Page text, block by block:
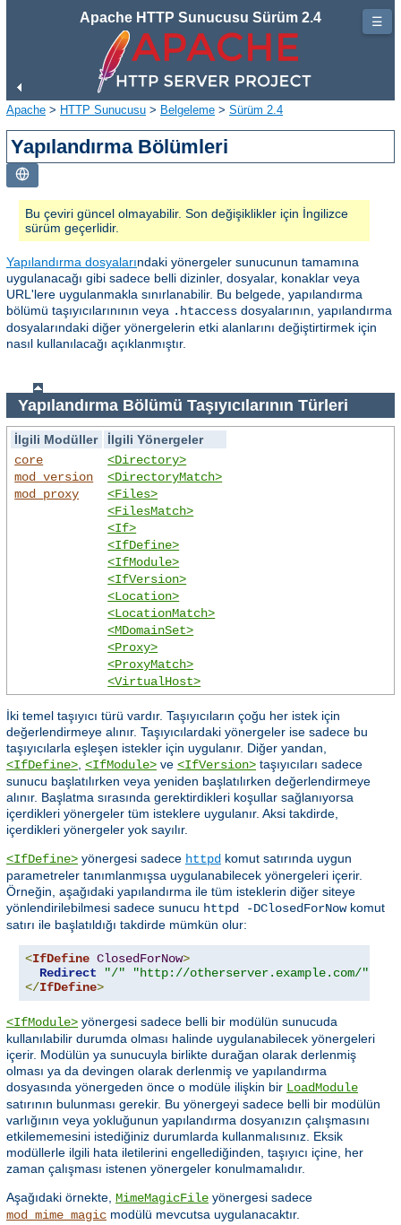
Apache HTTP Sunucusu Sürüm 2.4
Apache > HTTP Sunucusu > Belgeleme > Sürüm 2.4
Yapılandırma Bölümleri
Bu çeviri güncel olmayabilir. Son değişiklikler için İngilizce
sürüm geçerlidir.
Yapılandırma dosyalarındaki yönergeler sunucunun tamamına
uygulanacağı gibi sadece belli dizinler, dosyalar, konaklar veya
URL'lere uygulanmakla sınırlanabilir. Bu belgede, yapılandırma
bölümü taşıyıcılarınının veya .htaccess dosyalarının, yapılandırma
dosyalarındaki diğer yönergelerin etki alanlarını değiştirtirmek için
nasıl kullanılacağı açıklanmıştır.
Yapılandırma Bölümü Taşıyıcılarının Türleri
İlgili Modüller
İlgili Yönergeler
core
mod_version
mod_proxy
<Directory>
<DirectoryMatch>
<Files>
<FilesMatch>
<If>
<IfDefine>
<IfModule>
<IfVersion>
<Location>
<LocationMatch>
<MDomainSet>
<Proxy>
<ProxyMatch>
<VirtualHost>
İki temel taşıyıcı türü vardır. Taşıyıcıların çoğu her istek için
değerlendirmeye alınır. Taşıyıcılardaki yönergeler ise sadece bu
taşıyıcılarla eşleşen istekler için uygulanır. Diğer yandan,
<IfDefine> <IfModule> ve <IfVersion> taşıyıcıları sadece
sunucu başlatılırken veya yeniden başlatılırken değerlendirmeye
alınır. Başlatma sırasında gerektirdikleri koşullar sağlanıyorsa
içerdikleri yönergeler tüm isteklere uygulanır. Aksi takdirde,
içerdikleri yönergeler yok sayılır.
<IfDefine> yönergesi sadece httpd komut satırında uygun
parametreler tanımlanmışsa uygulanabilecek yönergeleri içerir.
Örneğin, aşağıdaki yapılandırma ile tüm isteklerin diğer siteye
yönlendirilebilmesi sadece sunucu httpd -DClosedForNowkomut
satırı ile başlatıldığı takdirde mümkün olur:
<IfDefine ClosedForNow>
Redirect
"/"
"http://otherserver.example.com/"
</IfDefine>
<IfModule> yönergesi sadece belli bir modülün sunucuda
kullanılabilir durumda olması halinde uygulanabilecek yönergeleri
içerir. Modülün ya sunucuyla birlikte durağan olarak derlenmiş
olması ya da devingen olarak derlenmiş ve yapılandırma
dosyasında yönergeden önce o modüle ilişkin bir LoadModule
satırının bulunması gerekir. Bu yönergeyi sadece belli bir modülün
varlığının veya yokluğunun yapılandırma dosyanızın çalışmasını
etkilememesini istediğiniz durumlarda kullanmalısınız. Eksik
modüllerle ilgili hata iletilerini engellediğinden, taşıyıcı içine, her
zaman çalışması istenen yönergeler konulmamalıdır.
Aşağıdaki örnekte, MimeMagicFile yönergesi sadece
mod_mime_magic modülü mevcutsa uygulanacaktır.
☰